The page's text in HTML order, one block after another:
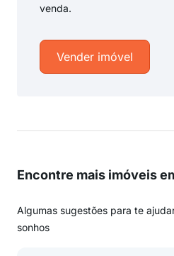
venda.
Vender imóvel
Encontre mais imóveis
Algumas sugestões para te
sonhos